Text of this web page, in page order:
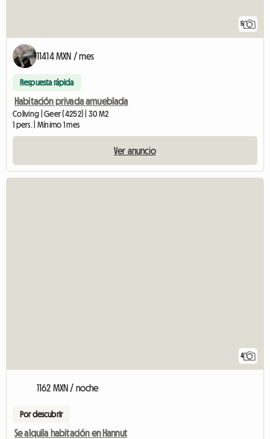
5
11414 MXN / mes
Respuesta rápida
Habitación privada amueblada
Coliving | Geer (4252) | 30 M2
1 pers. | Mínimo 1 mes
Ver anuncio
4
1162 MXN / noche
Por descubrir
Se alquila habitación en Hannut